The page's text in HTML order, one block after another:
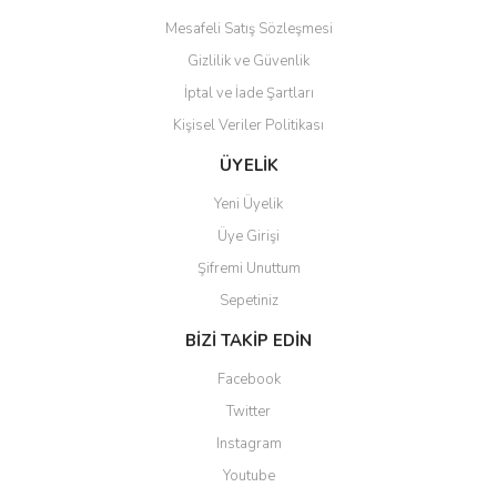
Gönder
Mesafeli Satış Sözleşmesi
Gizlilik ve Güvenlik
İptal ve İade Şartları
Kişisel Veriler Politikası
ÜYELİK
Yeni Üyelik
Üye Girişi
Şifremi Unuttum
Sepetiniz
BİZİ TAKİP EDİN
Facebook
Twitter
Instagram
Youtube